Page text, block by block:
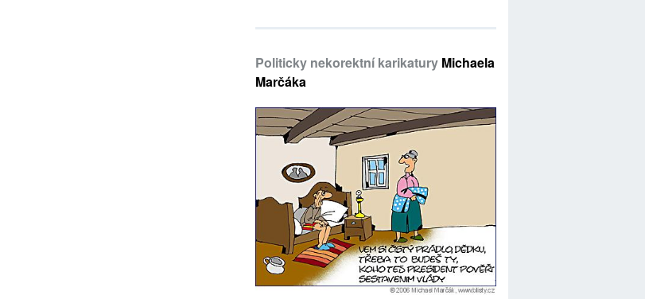
Politicky nekorektní karikatury Michaela
Marčáka